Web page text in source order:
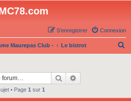
Connexion
S’enregistrer
Maurepas Club - Le bistrot
Rechercher
• Page 1 sur 1